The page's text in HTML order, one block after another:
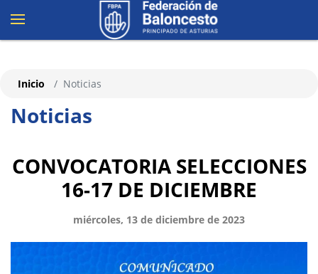
Noticias
Inicio Noticias
CONVOCATORIA SELECCIONES
16-17 DE DICIEMBRE
miércoles, 13 de diciembre de 2023